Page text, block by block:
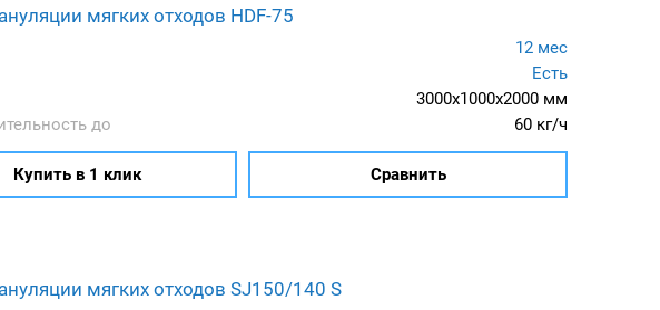
мягких отходов HDF-75
12 мес
Есть
3000x1000x2000 мм
до
60 кг/ч
Купить в 1 клик Сравнить
мягких отходов SJ150/140 S